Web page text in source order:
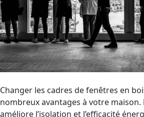
Changer les cadres de fenêtres en
nombreux avantages à votre maison.
améliore l’isolation et l’efficacité